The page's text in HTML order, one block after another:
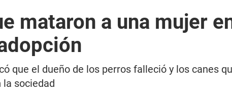
mataron a una mujer
que el dueño de los perros falleció y los canes
sociedad